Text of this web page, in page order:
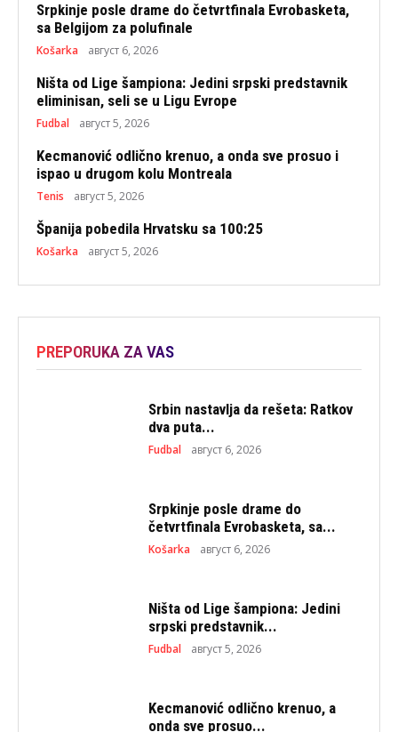
Srpkinje posle drame do četvrtfinala Evrobasketa,
sa Belgijom za polufinale
Košarka август 6, 2026
Ništa od Lige šampiona: Jedini srpski predstavnik
eliminisan, seli se u Ligu Evrope
Fudbal август 5, 2026
Kecmanović odlično krenuo, a onda sve prosuo i
ispao u drugom kolu Montreala
Tenis август 5, 2026
Španija pobedila Hrvatsku sa 100:25
Košarka август 5, 2026
PREPORUKA ZA VAS
Srbin nastavlja da rešeta: Ratkov
dva puta...
Fudbal август 6, 2026
Srpkinje posle drame do
četvrtfinala Evrobasketa, sa...
Košarka август 6, 2026
Ništa od Lige šampiona: Jedini
srpski predstavnik...
Fudbal август 5, 2026
Kecmanović odlično krenuo, a
onda sve prosuo...